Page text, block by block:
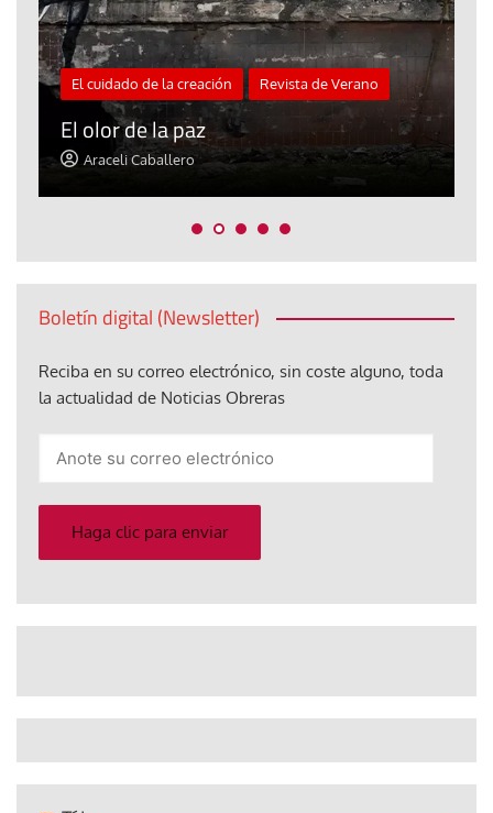
El cuidado de la creación Revista de Verano
El olor de la paz
Araceli Caballero
Boletín digital (Newsletter)
Reciba en su correo electrónico, sin coste alguno, toda
la actualidad de Noticias Obreras
electrónico
Haga clic para enviar